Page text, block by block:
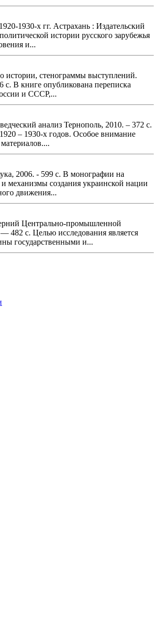
1930-х гг. Астрахань : Издательский
истории русского зарубежья
и...
истории, стенограммы выступлений.
В книге опубликована переписка
и СССР,...
анализ Тернополь, 2010. – 372 с.
– 1930-х годов. Особое внимание
2006. - 599 с. В монографии на
механизмы создания украинской нации
движения...
Центрально-промышленной
482 с. Целью исследования является
государственными и...